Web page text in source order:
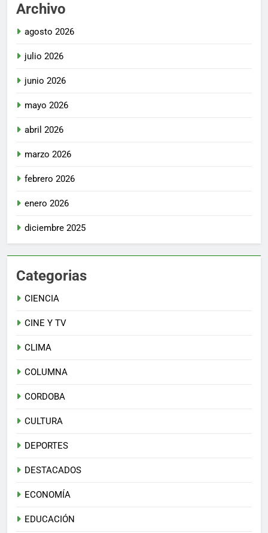
Archivo
agosto 2026
julio 2026
junio 2026
mayo 2026
abril 2026
marzo 2026
febrero 2026
enero 2026
diciembre 2025
Categorias
CIENCIA
CINE Y TV
CLIMA
COLUMNA
CORDOBA
CULTURA
DEPORTES
DESTACADOS
ECONOMÍA
EDUCACIÓN